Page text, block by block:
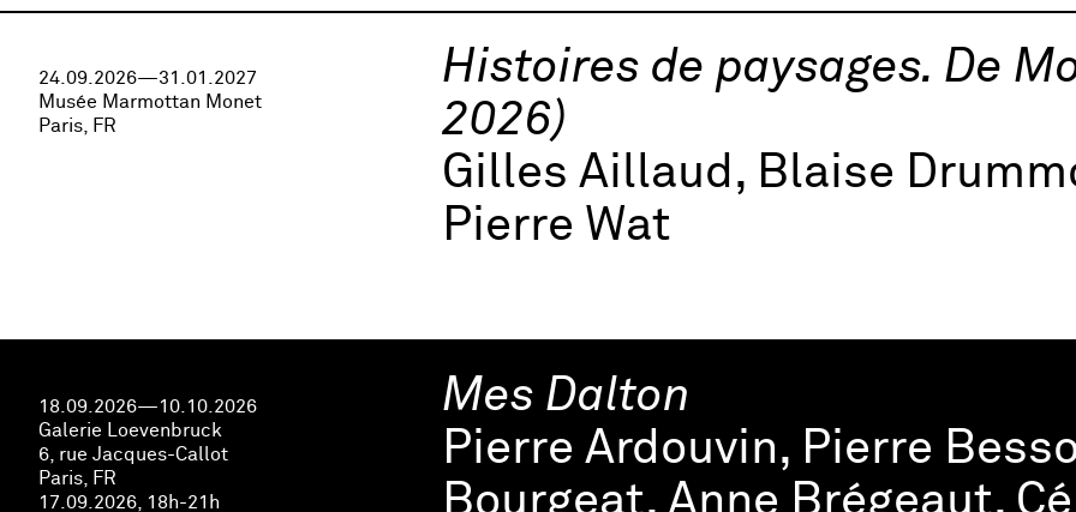
Histoires de paysages. De
2026)
Gilles Aillaud, Blaise
Pierre Wat
24.09.2026—31.01.2027
Musée Marmottan Monet
Paris, FR
Mes Dalton
Pierre Ardouvin, Pierre
Bourgeat, Anne Brégeaut,
18.09.2026—10.10.2026
Galerie Loevenbruck
6, rue Jacques-Callot
Paris, FR
17.09.2026, 18h-21h